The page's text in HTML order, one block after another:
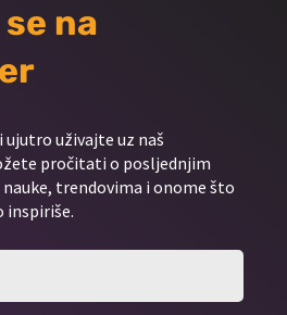
na
ujutro uživajte uz naš
pročitati o posljednjim
trendovima i onome što
inspiriše.